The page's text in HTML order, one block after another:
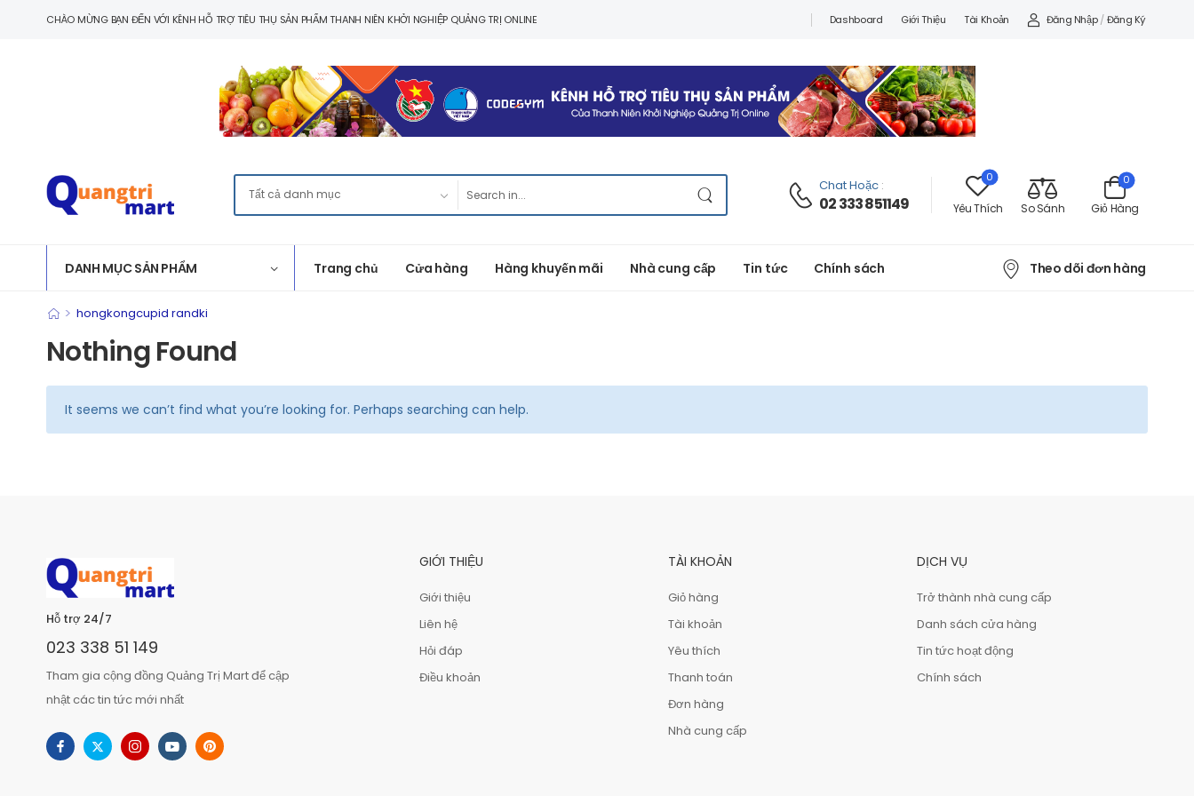
CHÀO MỪNG BẠN ĐẾN VỚI KÊNH HỖ TRỢ TIÊU THỤ SẢN PHẨM THANH NIÊN KHỞI NGHIỆP QUẢNG TRỊ ONLINE Dashboard Giới Thiệu Tài Khoản Đăng Nhập / Đăng Ký
Chat Hoặc :
02 333 851149
0
Yêu Thích So Sánh Giỏ Hàng
0
DANH MỤC SẢN PHẨM Trang chủ Cửa hàng Hàng khuyến mãi Nhà cung cấp Tin tức Chính sách Theo dõi đơn hàng
> hongkongcupid randki
Nothing Found
It seems we can’t find what you’re looking for. Perhaps searching can help.
Hỗ trợ 24/7
023 338 51 149
Tham gia cộng đồng Quảng Trị Mart để cập
nhật các tin tức mới nhất
GIỚI THIỆU
Giới thiệu
Liên hệ
Hỏi đáp
Điều khoản
TÀI KHOẢN
Giỏ hàng
Tài khoản
Yêu thích
Thanh toán
Đơn hàng
Nhà cung cấp
DỊCH VỤ
Trở thành nhà cung cấp
Danh sách cửa hàng
Tin tức hoạt động
Chính sách